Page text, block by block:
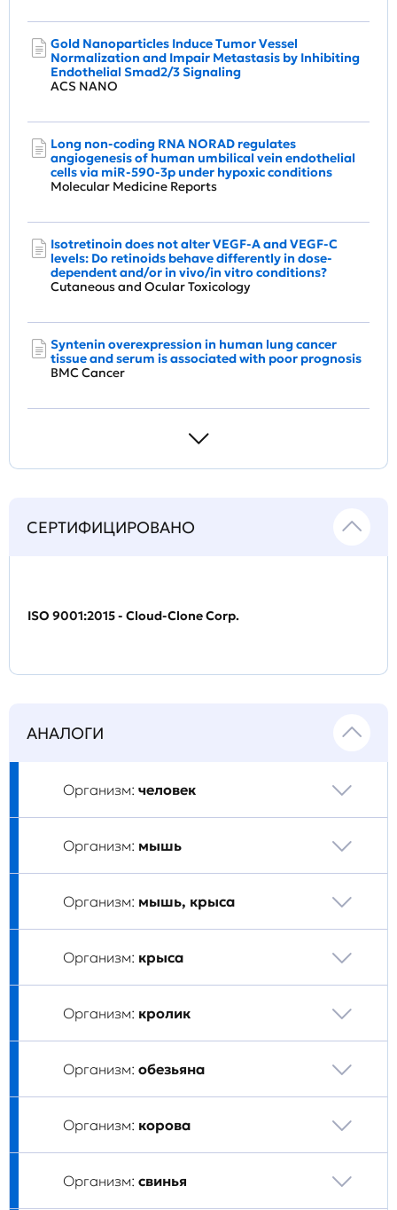
Gold Nanoparticles Induce Tumor Vessel
Normalization and Impair Metastasis by Inhibiting
Endothelial Smad2/3 Signaling
ACS NANO
Long non‑coding RNA NORAD regulates
angiogenesis of human umbilical vein endothelial
cells via miR‑590‑3p under hypoxic conditions
Molecular Medicine Reports
Isotretinoin does not alter VEGF-A and VEGF-C
levels: Do retinoids behave differently in dose-
dependent and/or in vivo/in vitro conditions?
Cutaneous and Ocular Toxicology
Syntenin overexpression in human lung cancer
tissue and serum is associated with poor prognosis
BMC Cancer
СЕРТИФИЦИРОВАНО
ISO 9001:2015 - Cloud-Clone Corp.
АНАЛОГИ
Организм: человек
Организм: мышь
Организм: мышь, крыса
Организм: крыса
Организм: кролик
Организм: обезьяна
Организм: корова
Организм: свинья